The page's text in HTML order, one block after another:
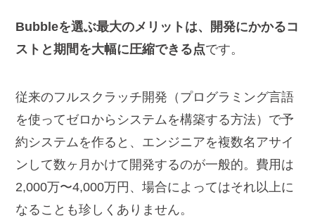
Bubbleを選ぶ最大のメリットは、開発にかかるコ
ストと期間を大幅に圧縮できる点です。
従来のフルスクラッチ開発（プログラミング言語
を使ってゼロからシステムを構築する方法）で予
約システムを作ると、エンジニアを複数名アサイ
ンして数ヶ月かけて開発するのが一般的。費用は
2,000万〜4,000万円、場合によってはそれ以上に
なることも珍しくありません。